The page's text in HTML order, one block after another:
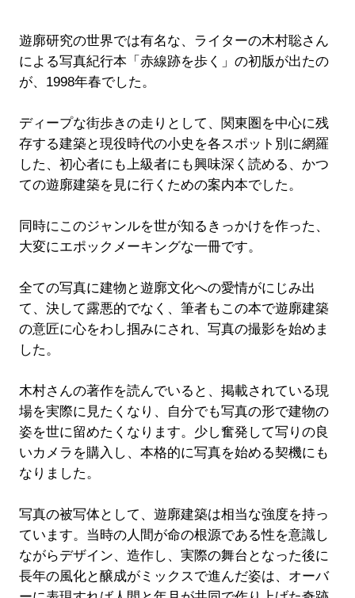
遊廓研究の世界では有名な、ライターの木村聡さん
による写真紀行本「赤線跡を歩く」の初版が出たの
が、1998年春でした。
ディープな街歩きの走りとして、関東圏を中心に残
存する建築と現役時代の小史を各スポット別に網羅
した、初心者にも上級者にも興味深く読める、かつ
ての遊廓建築を見に行くための案内本でした。
同時にこのジャンルを世が知るきっかけを作った、
大変にエポックメーキングな一冊です。
全ての写真に建物と遊廓文化への愛情がにじみ出
て、決して露悪的でなく、筆者もこの本で遊廓建築
の意匠に心をわし掴みにされ、写真の撮影を始めま
した。
木村さんの著作を読んでいると、掲載されている現
場を実際に見たくなり、自分でも写真の形で建物の
姿を世に留めたくなります。少し奮発して写りの良
いカメラを購入し、本格的に写真を始める契機にも
なりました。
写真の被写体として、遊廓建築は相当な強度を持っ
ています。当時の人間が命の根源である性を意識し
ながらデザイン、造作し、実際の舞台となった後に
長年の風化と醸成がミックスで進んだ姿は、オーバ